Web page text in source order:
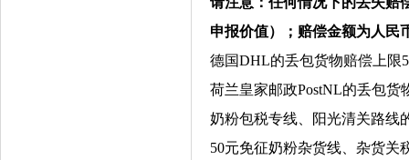
申报价值）； 赔偿金额为人民
德国DHL的丢包货物赔偿上限
荷兰皇家邮政PostNL的丢包货
奶粉包税专线、阳光清关路线
50元免征奶粉杂货线、杂货关